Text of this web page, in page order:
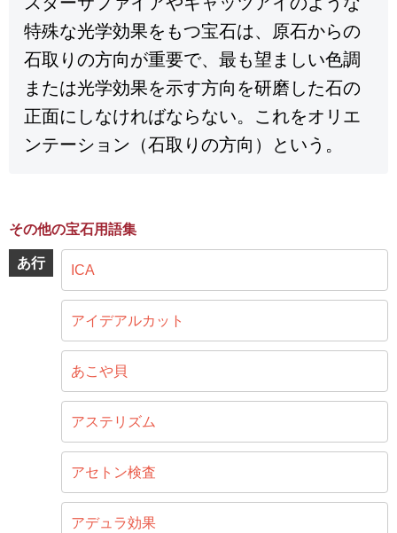
特殊な光学効果をもつ宝石は、原石からの
石取りの方向が重要で、最も望ましい色調
または光学効果を示す方向を研磨した石の
正面にしなければならない。これをオリエ
ンテーション（石取りの方向）という。
その他の宝石用語集
あ行 ICA
アイデアルカット
あこや貝
アステリズム
アセトン検査
アデュラ効果